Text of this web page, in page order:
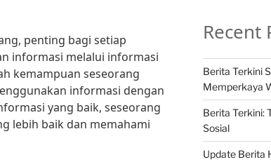
penting bagi setiap
informasi melalui informasi
kemampuan seseorang
informasi dengan
yang baik, seseorang
lebih baik dan memahami
Recent
Berita Terkini
Memperkaya
Berita Terkini:
Sosial
Update Berita